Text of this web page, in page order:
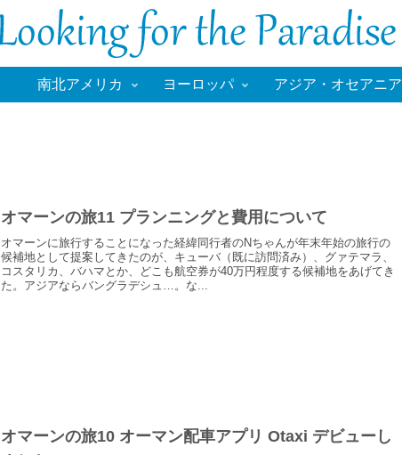
南北アメリカ ヨーロッパ アジア・オセアニア
オマーンの旅11 プランニングと費用について
オマーンに旅行することになった経緯同行者のNちゃんが年末年始の旅行の
候補地として提案してきたのが、キューバ（既に訪問済み）、グァテマラ、
コスタリカ、バハマとか、どこも航空券が40万円程度する候補地をあげてき
た。アジアならバングラデシュ…。な...
オマーンの旅10 オーマン配車アプリ Otaxi デビューし